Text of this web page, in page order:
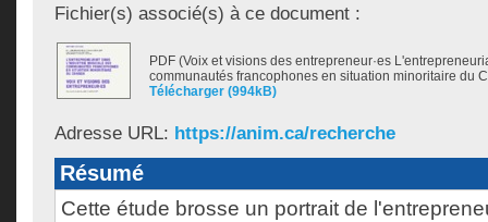
Fichier(s) associé(s) à ce document :
PDF (Voix et visions des entrepreneur·es
communautés francophones en situation minoritaire du
Télécharger (994kB)
Adresse URL: https://anim.ca/recherche
Résumé
Cette étude brosse un portrait de